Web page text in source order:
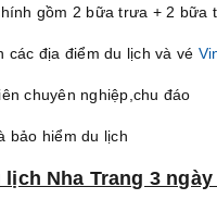
gồm 2 bữa trưa + 2 bữa
các địa điểm du lịch và vé
chuyên nghiệp,chu đáo
bảo hiểm du lịch
Nha Trang 3